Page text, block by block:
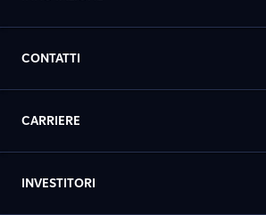
CONTATTI
CARRIERE
INVESTITORI